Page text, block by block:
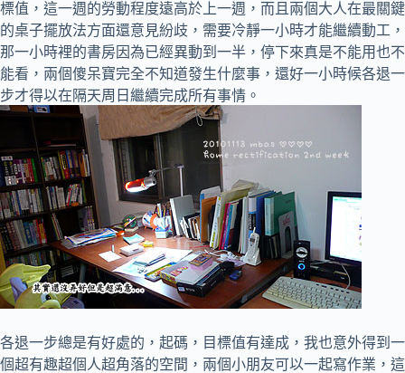
標值，這一週的勞動程度遠高於上一週，而且兩個大人在最關鍵
的桌子擺放法方面還意見紛歧，需要冷靜一小時才能繼續動工，
那一小時裡的書房因為已經異動到一半，停下來真是不能用也不
能看，兩個傻呆寶完全不知道發生什麼事，還好一小時候各退一
步才得以在隔天周日繼續完成所有事情。
各退一步總是有好處的，起碼，目標值有達成，我也意外得到一
個超有趣超個人超角落的空間，兩個小朋友可以一起寫作業，這